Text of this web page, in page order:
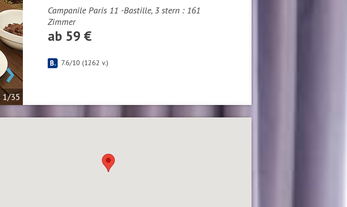
›
1/35
Campanile Paris 11 -Bastille, 3 stern : 161
Zimmer
ab 59 €
7.6/10 (1262 v.)